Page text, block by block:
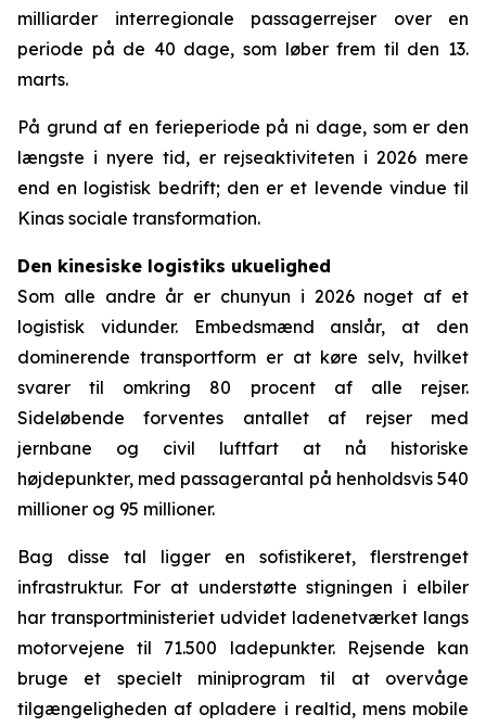
milliarder interregionale passagerrejser over en
periode på de 40 dage, som løber frem til den 13.
marts.
På grund af en ferieperiode på ni dage, som er den
længste i nyere tid, er rejseaktiviteten i 2026 mere
end en logistisk bedrift; den er et levende vindue til
Kinas sociale transformation.
Den kinesiske logistiks ukuelighed
Som alle andre år er chunyun i 2026 noget af et
logistisk vidunder. Embedsmænd anslår, at den
dominerende transportform er at køre selv, hvilket
svarer til omkring 80 procent af alle rejser.
Sideløbende forventes antallet af rejser med
jernbane og civil luftfart at nå historiske
højdepunkter, med passagerantal på henholdsvis 540
millioner og 95 millioner.
Bag disse tal ligger en sofistikeret, flerstrenget
infrastruktur. For at understøtte stigningen i elbiler
har transportministeriet udvidet ladenetværket langs
motorvejene til 71.500 ladepunkter. Rejsende kan
bruge et specielt miniprogram til at overvåge
tilgængeligheden af opladere i realtid, mens mobile